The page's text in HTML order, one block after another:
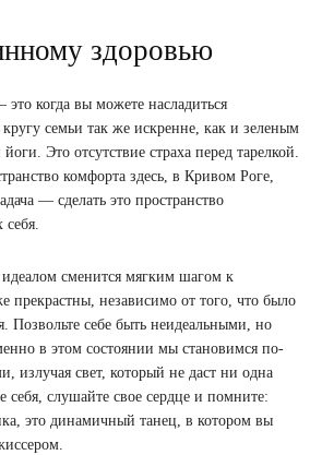
здоровью
когда вы можете насладиться
семьи так же искренне, как и зеленым
Это отсутствие страха перед тарелкой.
комфорта здесь, в Кривом Роге,
— сделать это пространство
себя.
сменится мягким шагом к
независимо от того, что было
Позвольте себе быть неидеальными, но
в этом состоянии мы становимся по-
излучая свет, который не даст ни одна
себя, слушайте свое сердце и помните:
это динамичный танец, в котором вы